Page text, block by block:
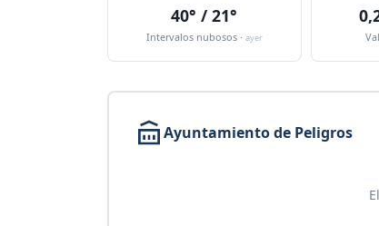
40° / 21°
Intervalos nubosos · ayer
Ayuntamiento de Peligros